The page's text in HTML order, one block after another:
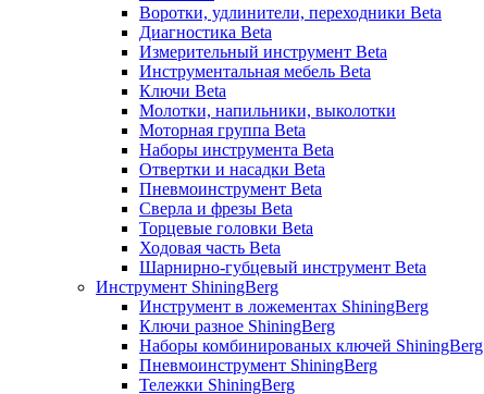
Воротки, удлинители, переходники Beta
Диагностика Beta
Измерительный инструмент Beta
Инструментальная мебель Beta
Ключи Beta
Молотки, напильники, выколотки
Моторная группа Beta
Наборы инструмента Beta
Отвертки и насадки Beta
Пневмоинструмент Beta
Сверла и фрезы Beta
Торцевые головки Beta
Ходовая часть Beta
Шарнирно-губцевый инструмент Beta
Инструмент ShiningBerg
Инструмент в ложементах ShiningBerg
Ключи разное ShiningBerg
Наборы комбинированых ключей ShiningBerg
Пневмоинструмент ShiningBerg
Тележки ShiningBerg